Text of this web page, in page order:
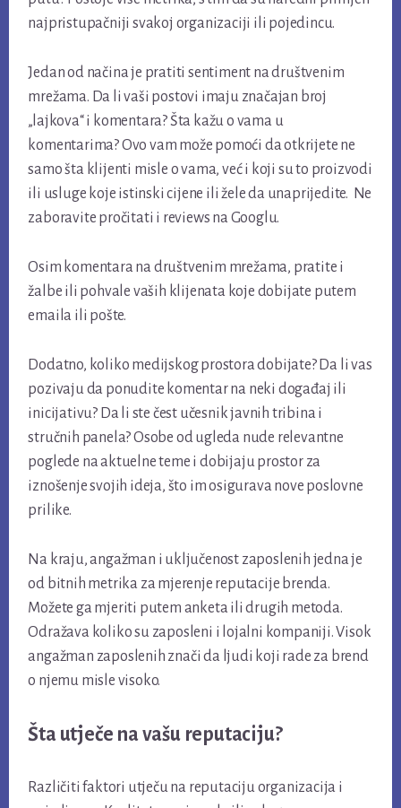
najpristupačniji svakoj organizaciji ili pojedincu.
Jedan od načina je pratiti sentiment na društvenim
mrežama. Da li vaši postovi imaju značajan broj
„lajkova“ i komentara? Šta kažu o vama u
komentarima? Ovo vam može pomoći da otkrijete ne
samo šta klijenti misle o vama, već i koji su to proizvodi
ili usluge koje istinski cijene ili žele da unaprijedite. Ne
zaboravite pročitati i reviews na Googlu.
Osim komentara na društvenim mrežama, pratite i
žalbe ili pohvale vaših klijenata koje dobijate putem
emaila ili pošte.
Dodatno, koliko medijskog prostora dobijate? Da li vas
pozivaju da ponudite komentar na neki događaj ili
inicijativu? Da li ste čest učesnik javnih tribina i
stručnih panela? Osobe od ugleda nude relevantne
poglede na aktuelne teme i dobijaju prostor za
iznošenje svojih ideja, što im osigurava nove poslovne
prilike.
Na kraju, angažman i uključenost zaposlenih jedna je
od bitnih metrika za mjerenje reputacije brenda.
Možete ga mjeriti putem anketa ili drugih metoda.
Odražava koliko su zaposleni i lojalni kompaniji. Visok
angažman zaposlenih znači da ljudi koji rade za brend
o njemu misle visoko.
Šta utječe na vašu reputaciju?
Različiti faktori utječu na reputaciju organizacija i